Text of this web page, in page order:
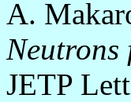
A.
JETP